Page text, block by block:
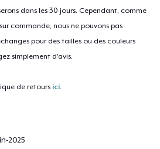
dans les 30 jours. Cependant, comme
commande, nous ne pouvons pas
pour des tailles ou des couleurs
simplement d'avis.
de retours ici.
2025